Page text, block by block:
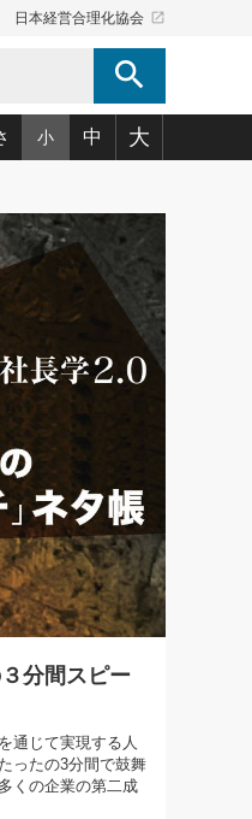
日本経営合理化協会 launch
search
マネジメント」
ょうあん)(166)
く「ミミガク」のすすめ
小 中 大
分間スピー
通じて実現する人
ったの3分間で鼓舞
くの企業の第二成